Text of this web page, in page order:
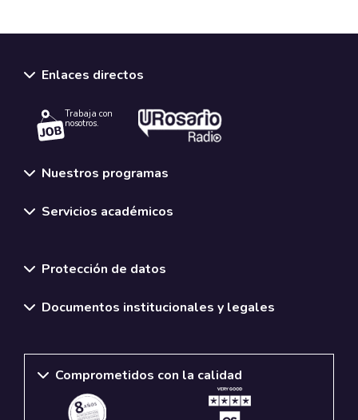
Enlaces directos
Trabaja con
nosotros.
Nuestros programas
Servicios académicos
Protección de datos
Documentos institucionales y legales
Comprometidos con la calidad